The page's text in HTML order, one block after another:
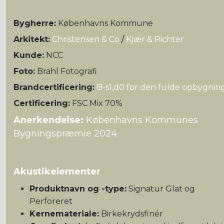
Bygherre: Københavns Kommune
Arkitekt: Christensen & Co / Kjær & Richter
Kunde: NCC
Foto: Brahl Fotografi
Brandcertificering: B-s1,d0 for den fulde
Certificering: FSC Mix 70%
Anerkendelse: Københavns Kommunes
Bygningspræmie 2024
Akustikelementer
Produktnavn og -type: Signatur Glat og
Perforeret
Kernemateriale: Birkekrydsfinér